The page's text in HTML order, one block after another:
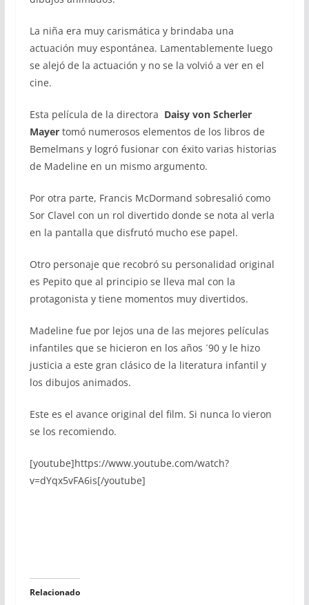
La niña era muy carismática y brindaba una
actuación muy espontánea. Lamentablemente luego
se alejó de la actuación y no se la volvió a ver en el
cine.
Esta película de la directora Daisy von Scherler
Mayer tomó numerosos elementos de los libros de
Bemelmans y logró fusionar con éxito varias historias
de Madeline en un mismo argumento.
Por otra parte, Francis McDormand sobresalió como
Sor Clavel con un rol divertido donde se nota al verla
en la pantalla que disfrutó mucho ese papel.
Otro personaje que recobró su personalidad original
es Pepito que al principio se lleva mal con la
protagonista y tiene momentos muy divertidos.
Madeline fue por lejos una de las mejores películas
infantiles que se hicieron en los años ´90 y le hizo
justicia a este gran clásico de la literatura infantil y
los dibujos animados.
Este es el avance original del film. Si nunca lo vieron
se los recomiendo.
[youtube]https://www.youtube.com/watch?
v=dYqx5vFA6is[/youtube]
Relacionado